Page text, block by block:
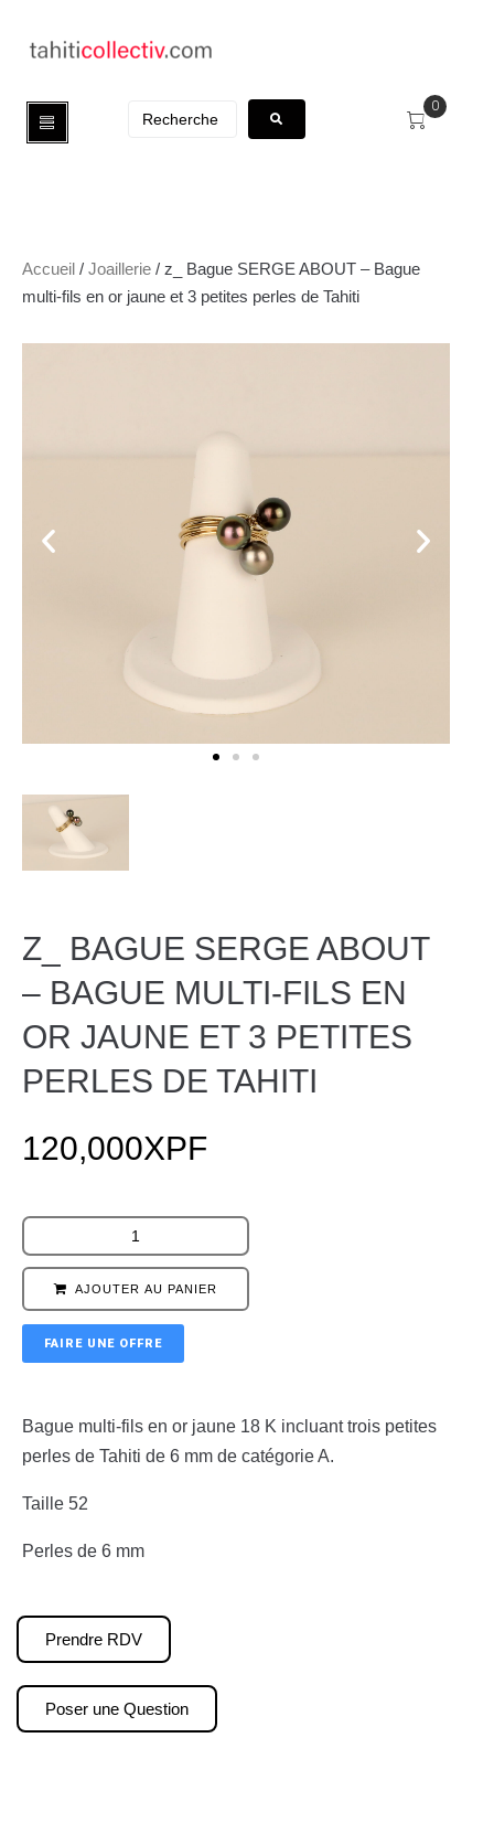
0
Accueil / Joaillerie / z_ Bague SERGE ABOUT – Bague
multi-fils en or jaune et 3 petites perles de Tahiti
Z_ BAGUE SERGE ABOUT
– BAGUE MULTI-FILS EN
OR JAUNE ET 3 PETITES
PERLES DE TAHITI
120,000XPF
AJOUTER AU PANIER
FAIRE UNE OFFRE
Bague multi-fils en or jaune 18 K incluant trois petites
perles de Tahiti de 6 mm de catégorie A.
Taille 52
Perles de 6 mm
Prendre RDV
Poser une Question